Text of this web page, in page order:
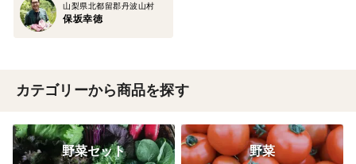
山梨県北都留郡丹波山村
保坂幸徳
カテゴリーから商品を探す
野菜セット 野菜